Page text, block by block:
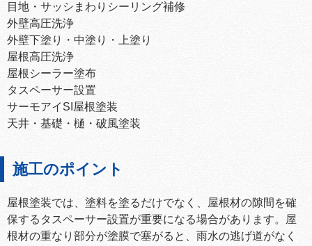
目地・サッシまわりシーリング補修
外壁高圧洗浄
外壁下塗り・中塗り・上塗り
屋根高圧洗浄
屋根シーラー塗布
タスペーサー設置
サーモアイSI屋根塗装
天井・基礎・樋・破風塗装
施工のポイント
屋根塗装では、塗料を塗るだけでなく、屋根材の隙間を確
保するタスペーサー設置が重要になる場合があります。屋
根材の重なり部分が塗膜で塞がると、雨水の逃げ道がなく